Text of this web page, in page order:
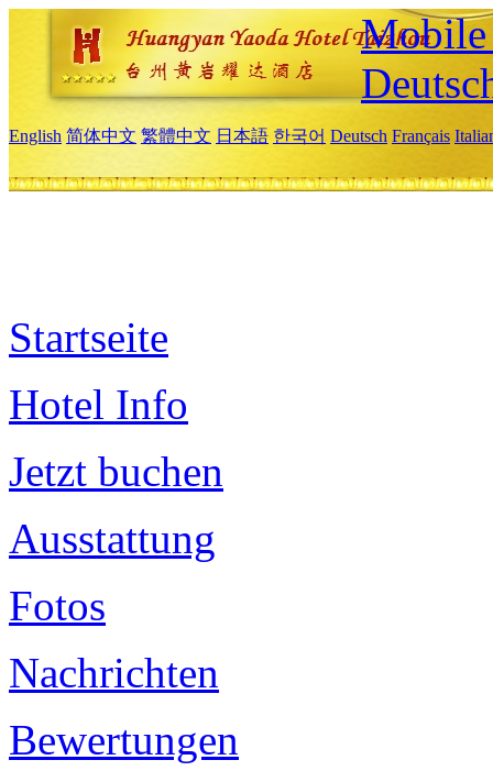
Mobile
English 简体中文 繁體中文 日本語 한국어 Deutsch Français
Startseite
Hotel Info
Jetzt buchen
Ausstattung
Fotos
Nachrichten
Bewertungen